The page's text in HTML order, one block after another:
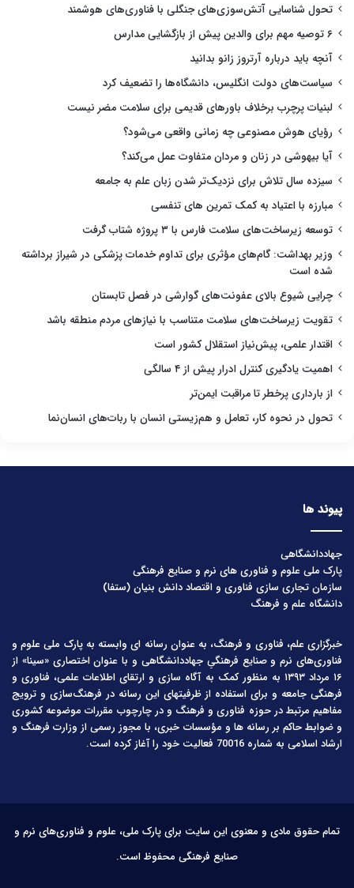
تحول شناسایی آتش‌سوزی‌های جنگلی با فناوری‌های هوشمند
۶ توصیه مهم برای والدین پیش از بازگشایی مدارس
آنچه باید درباره آرتروز زانو بدانید
سیاست‌های دولت انگلیس، دانشگاه‌ها را تضعیف کرد
لبنیات پرچرب برخلاف باورهای قدیمی برای سلامت مضر نیست
رؤیای هوش مصنوعی چه زمانی واقعی می‌شود؟
آیا بیهوشی در زنان و مردان متفاوت عمل می‌کند؟
سیزده سال تلاش برای نزدیک‌تر شدن زبان علم به جامعه
مبارزه با اعتیاد به کمک تمرین های تنفسی
توسعه زیرساخت‌های سلامت فارس با ۳ پروژه شتاب گرفت
وزیر بهداشت: گام‌های مؤثری برای تداوم خدمات پزشکی در شیراز برداشته
شده است
چرایی شیوع بالای عفونت‌های گوارشی در فصل تابستان
تقویت زیرساخت‌های سلامت متناسب با نیازهای مردم منطقه باشد
اقتدار علمی، پیش‌نیاز استقلال کشور است
اهمیت یادگیری کنترل ادرار پیش از ۴ سالگی
از بارداری پرخطر تا مراقبت ایمن‌تر
تحول در نحوه کار، تعامل و هم‌زیستی انسان با ربات‌های انسان‌نما
پیوند ها
جهاددانشگاهی
پارک ملی علوم و فناوری های نرم و صنایع فرهنگی
سازمان تجاری سازی فناوری و اقتصاد دانش بنیان (ستفا)
دانشگاه علم و فرهنگ
خبرگزاری علم، فناوری و فرهنگ، به عنوان رسانه ای وابسته به پارک ملی علوم و
فناوری‌های نرم و صنایع فرهنگیِ جهاددانشگاهی و با عنوان اختصاری «سینا» از
۱۶ مرداد ۱۳۹۳ به منظور کمک به آگاه سازی و ارتقای اطلاعات علمی، فناوری و
فرهنگی جامعه و برای استفاده از ظرفیتهای این رسانه در فرهنگ‌سازی و ترویج
مفاهیم مرتبط در حوزه فناوری و فرهنگ و در چارچوب مقررات موضوعه کشوری
و ضوابط حاکم بر رسانه ها و مؤسسات خبری، با مجوز رسمی از وزارت فرهنگ و
ارشاد اسلامی به شماره 70016 فعالیت خود را آغاز کرده است.
تمام حقوق مادی و معنوی این سایت برای پارک ملی، علوم و فناوری‌های نرم و
صنایع فرهنگی محفوظ است.